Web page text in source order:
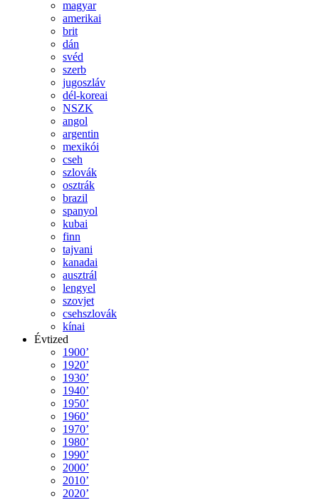
magyar
amerikai
brit
dán
svéd
szerb
jugoszláv
dél-koreai
NSZK
angol
argentin
mexikói
cseh
szlovák
osztrák
brazil
spanyol
kubai
finn
tajvani
kanadai
ausztrál
lengyel
szovjet
csehszlovák
kínai
Évtized
1900’
1920’
1930’
1940’
1950’
1960’
1970’
1980’
1990’
2000’
2010’
2020’